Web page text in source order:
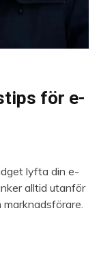
för e-
lyfta din e-
alltid utanför